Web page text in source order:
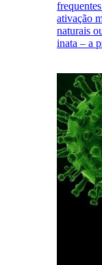
ativação
naturais
inata – a